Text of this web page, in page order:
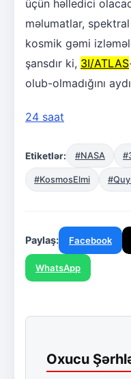
üçün həlledici
məlumatlar,
kosmik gəmi
şansdır ki, 3I/ATLAS
olub-olmadığını
24 saat
Etiketlər: #NASA
#KosmosElmi
Paylaş: Facebook
WhatsApp
Oxucu